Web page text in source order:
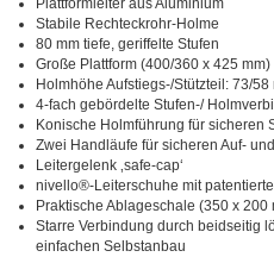
Plattformleiter aus Aluminium
Stabile Rechteckrohr-Holme
80 mm tiefe, geriffelte Stufen
Große Plattform (400/360 x 425 mm)
Holmhöhe Aufstiegs-/Stützteil: 73/58
4-fach gebördelte Stufen-/
Konische Holmführung für sicheren
Zwei Handläufe für sicheren Auf-
Leitergelenk ‚safe-cap‘
nivello®-Leiterschuhe mit
Praktische Ablageschale (350 x 200
Starre Verbindung durch beidseitig
einfachen Selbstanbau